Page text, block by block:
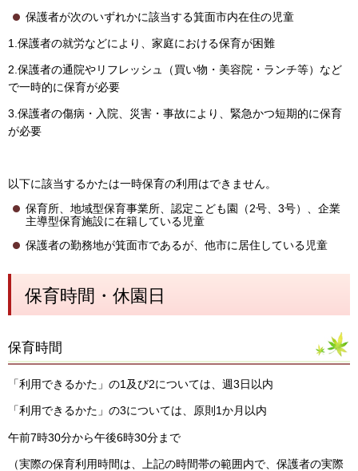
保護者が次のいずれかに該当する箕面市内在住の児童
1.保護者の就労などにより、家庭における保育が困難
2.保護者の通院やリフレッシュ（買い物・美容院・ランチ等）など
で一時的に保育が必要
3.保護者の傷病・入院、災害・事故により、緊急かつ短期的に保育
が必要
以下に該当するかたは一時保育の利用はできません。
保育所、地域型保育事業所、認定こども園（2号、3号）、企業
主導型保育施設に在籍している児童
保護者の勤務地が箕面市であるが、他市に居住している児童
保育時間・休園日
保育時間
「利用できるかた」の1及び2については、週3日以内
「利用できるかた」の3については、原則1か月以内
午前7時30分から午後6時30分まで
（実際の保育利用時間は、上記の時間帯の範囲内で、保護者の実際